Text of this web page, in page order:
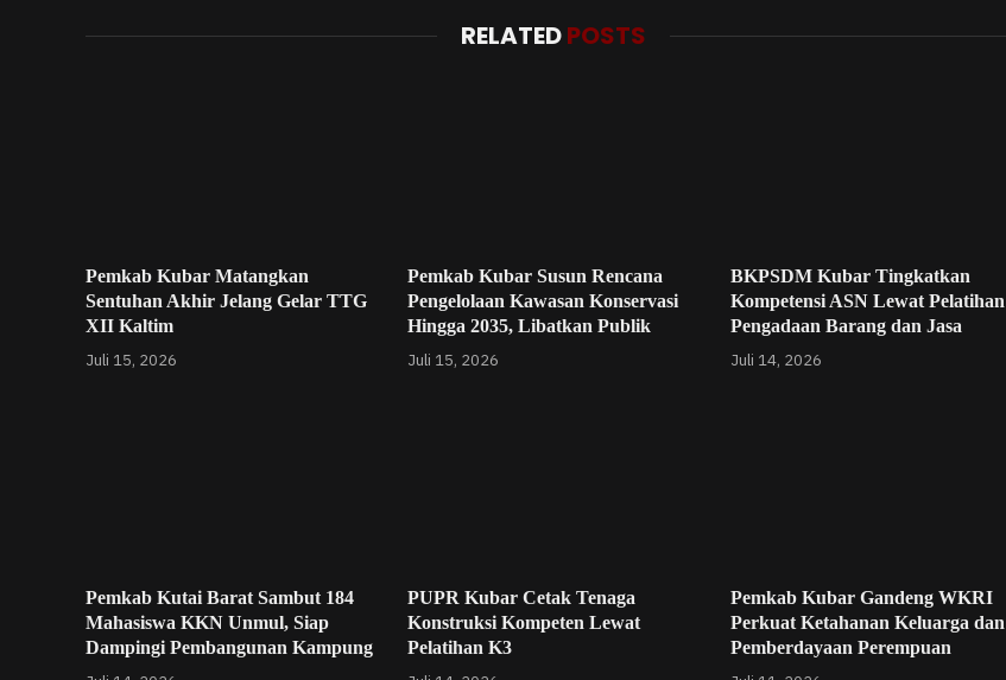
RELATEDPOSTS
Pemkab Kubar Matangkan
Sentuhan Akhir Jelang Gelar TTG
XII Kaltim
Juli 15, 2026
Pemkab Kubar Susun Rencana
Pengelolaan Kawasan Konservasi
Hingga 2035, Libatkan Publik
Juli 15, 2026
BKPSDM Kubar Tingkatkan
Kompetensi ASN Lewat Pelatihan
Pengadaan Barang dan Jasa
Juli 14, 2026
Pemkab Kutai Barat Sambut 184
Mahasiswa KKN Unmul, Siap
Dampingi Pembangunan Kampung
PUPR Kubar Cetak Tenaga
Konstruksi Kompeten Lewat
Pelatihan K3
Pemkab Kubar Gandeng WKRI
Perkuat Ketahanan Keluarga dan
Pemberdayaan Perempuan